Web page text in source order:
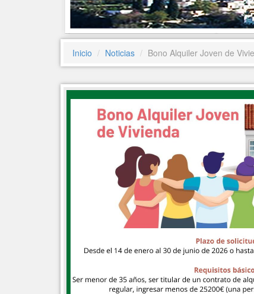
Inicio Noticias Bono Alquiler Joven de